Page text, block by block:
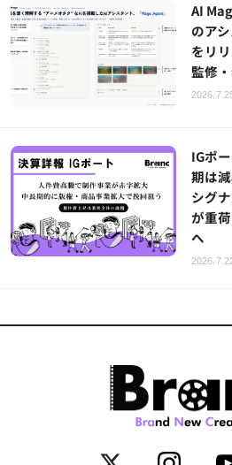
AI
のア
をリ
監修
IGポ
期は
シグ
が重
へ